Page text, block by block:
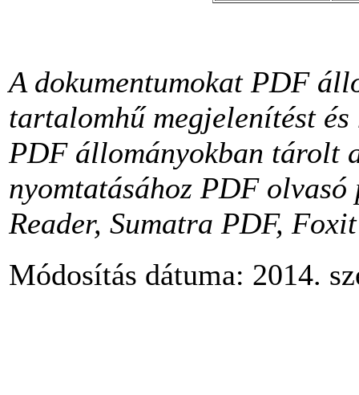
A dokumentumokat PDF
tartalomhű megjelenítést és
PDF állományokban tárolt
nyomtatásához PDF olvasó
Reader, Sumatra PDF,
Módosítás dátuma: 2014.